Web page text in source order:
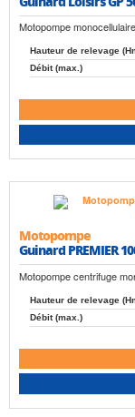
Motopompe monocellulaire
Hauteur de relevage
Débit (max.)
Motopompe
Guinard PREMIER
Motopompe centrifuge
Hauteur de relevage
Débit (max.)